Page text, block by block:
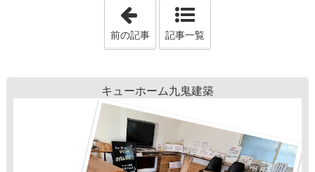
「ランニングコストがかからない
前の記事 記事一覧
キューホーム九鬼建築